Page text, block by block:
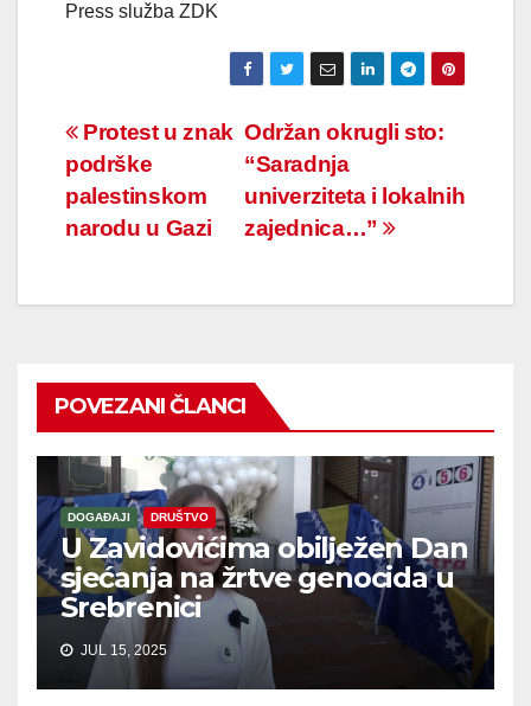
Press služba ZDK
Navigacija
članaka
Održan okrugli sto:
“Saradnja
univerziteta i lokalnih
zajednica…”
Protest u znak
podrške
palestinskom
narodu u Gazi
POVEZANI ČLANCI
DOGAĐAJI DRUŠTVO
U Zavidovićima obilježen Dan
sjećanja na žrtve genocida u
Srebrenici
JUL 15, 2025